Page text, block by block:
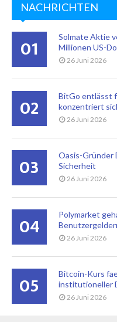
NACHRICHTEN
01
Solmate Aktie
Millionen US-
26 Juni 2026
02
BitGo entlässt
konzentriert
26 Juni 2026
03
Oasis-Gründer
Sicherheit
26 Juni 2026
04
Polymarket
26 Juni 2026
05
Bitcoin-Kurs
institutioneller
26 Juni 2026